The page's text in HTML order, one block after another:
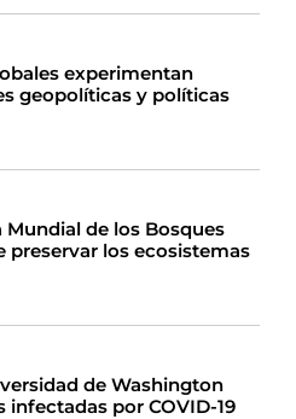
experimentan
geopolíticas y políticas
de los Bosques
preservar los ecosistemas
de Washington
por COVID-19